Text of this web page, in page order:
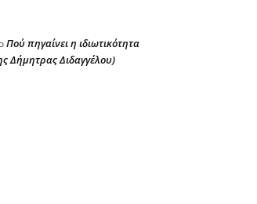
Πού πηγαίνει η ιδιωτικότητα
Δήμητρας Διδαγγέλου)